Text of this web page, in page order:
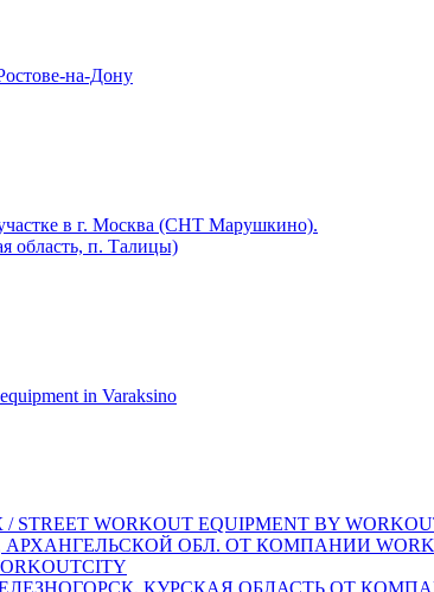
на-Дону
в г. Москва (СНТ Марушкино).
область, п. Талицы)
in Varaksino
WORKOUT EQUIPMENT BY
ОБЛ. ОТ КОМПАНИИ
КУРСКАЯ ОБЛАСТЬ ОТ КОМПАНИИ